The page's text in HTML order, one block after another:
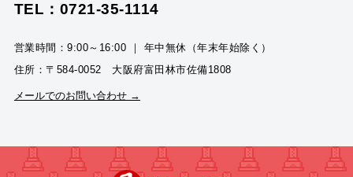
TEL：0721-35-1114
営業時間：9:00～16:00 ｜ 年中無休（年末年始除く）
住所：〒584-0052 大阪府富田林市佐備1808
メールでのお問い合わせ →